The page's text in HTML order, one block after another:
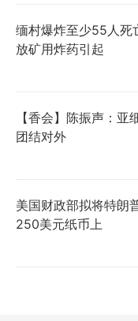
缅村爆炸至少55人死
放矿用炸药引起
【香会】陈振声：亚
团结对外
美国财政部拟将特朗
250美元纸币上